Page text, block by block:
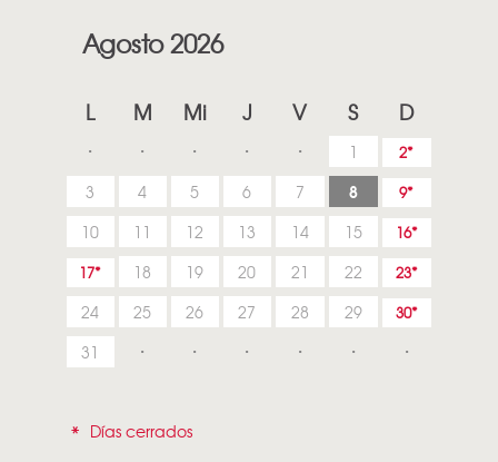
Agosto 2026
L M Mi J V S D
1 2
3 4 5 6 7 8 9
10 11 12 13 14 15
16
17
18 19 20 21 22 23
24 25 26 27 28 29 30
31
* Días cerrados